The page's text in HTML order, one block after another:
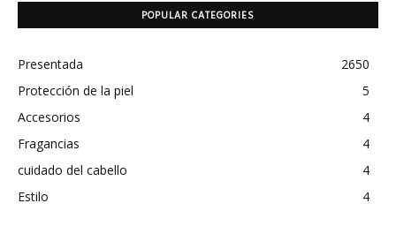
POPULAR CATEGORIES
Presentada
2650
Protección de la piel
5
Accesorios
4
Fragancias
4
cuidado del cabello
4
Estilo
4